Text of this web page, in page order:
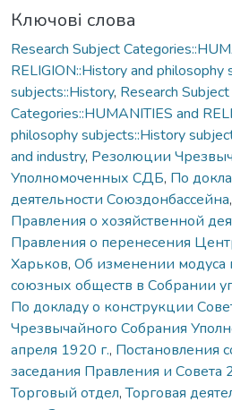
Ключові слова
Research Subject
RELIGION::History and philosophy
subjects::History, Research Subject
Categories::HUMANITIES and
philosophy subjects::History
and industry, Резолюции
Уполномоченных СДБ, По
деятельности Союздонбассейна,
Правления о хозяйственной
Правления о перенесения
Харьков, Об изменении модуса
союзных обществ в Собрании
По докладу о конструкции
Чрезвычайного Собрания
апреля 1920 г., Постановления
заседания Правления и Совета
Торговый отдел,Торговая